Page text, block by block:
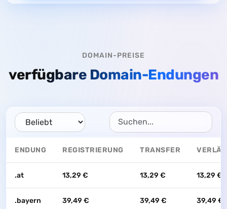
DOMAIN-PREISE
verfügbare Domain-Endungen
ENDUNG REGISTRIERUNG TRANSFER
.at 13,29 € 13,29 € 13,29 €
.bayern 39,49 € 39,49 € 39,49 €